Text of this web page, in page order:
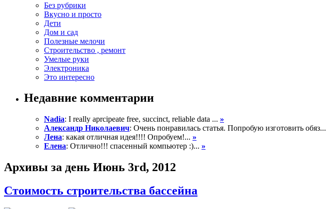
Без рубрики
Вкусно и просто
Дети
Дом и сад
Полезные мелочи
Строительство , ремонт
Умелые руки
Электроника
Это интересно
Недавние комментарии
Nadia: I really aprcipeate free, succinct, reliable data ... »
Александр Николаевич: Очень понравилась статья. Попробую изготовить обяз...
Лена: какая отличная идея!!!! Опробуем!... »
Елена: Отлично!!! спасенный компьютер :)... »
Архивы за день Июнь 3rd, 2012
Стоимость строительства бассейна